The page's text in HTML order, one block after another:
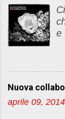
c
o
m
m
t
o
e
Nuova
aprile 09, 2014